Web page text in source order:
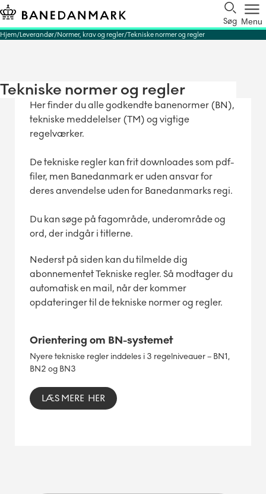
Søg Menu
Hjem Leverandør Normer, krav og regler Tekniske normer og regler
Tekniske normer og regler
Her finder du alle godkendte banenormer (BN),
tekniske meddelelser (TM) og vigtige
regelværker.
De tekniske regler kan frit downloades som pdf-
filer, men Banedanmark er uden ansvar for
deres anvendelse uden for Banedanmarks regi.
Du kan søge på fagområde, underområde og
ord, der indgår i titlerne.
Nederst på siden kan du tilmelde dig
abonnementet Tekniske regler. Så modtager du
automatisk en mail, når der kommer
opdateringer til de tekniske normer og regler.
Orientering om BN-systemet
Nyere tekniske regler inddeles i 3 regelniveauer – BN1,
BN2 og BN3
LÆS MERE HER